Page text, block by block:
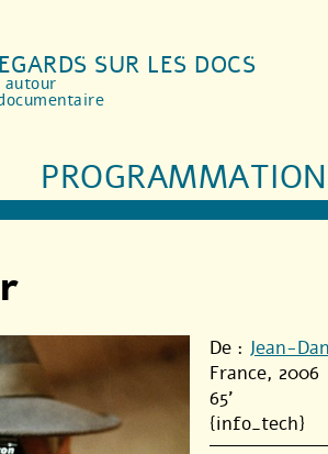
SUR LES DOCS
autour
De : Jean-
France, 2006
65'
{info_tech}